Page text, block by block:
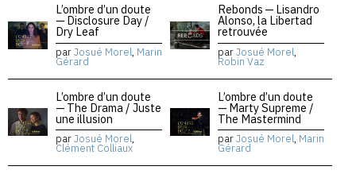
L’ombre d’un doute
— Disclosure Day /
Dry Leaf
parJosué Morel, Marin
Gérard
Rebonds — Lisandro
Alonso, la Libertad
retrouvée
parJosué Morel,
Robin Vaz
L’ombre d’un doute
— The Drama / Juste
une illusion
parJosué Morel,
Clément Colliaux
L’ombre d’un doute
— Marty Supreme /
The Mastermind
parJosué Morel, Marin
Gérard